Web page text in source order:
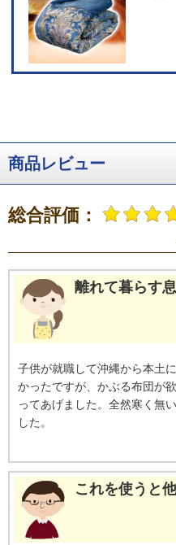
商品レビュー
総合評価：
離れて暮らす
子供が就職して沖縄から本土
かったですが、かぶる布団が
ってあげました。全然寒く無
した。
これを使うと